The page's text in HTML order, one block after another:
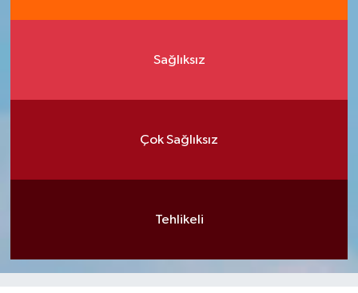
Sağlıksız
Çok Sağlıksız
Tehlikeli